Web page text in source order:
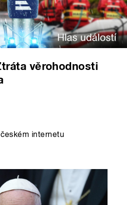
věrohodnosti
internetu